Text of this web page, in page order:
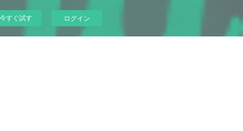
今すぐ試す ログイン